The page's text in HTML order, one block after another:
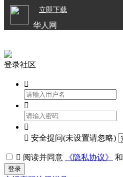
立即下载
华人网
登录社区



 安全提问(未设置请忽略)
 阅读并同意 《隐私协议》 和
登录